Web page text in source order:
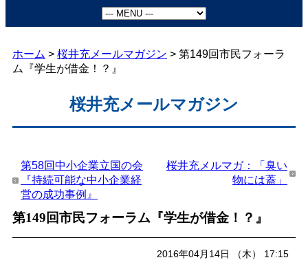
ホーム > 桜井充メールマガジン > 第149回市民フォーラ
ム『学生が借金！？』
桜井充メールマガジン
第58回中小企業立国の会
『持続可能な中小企業経
営の成功事例』
桜井充メルマガ：「臭い
物には蓋」
第149回市民フォーラム『学生が借金！？』
2016年04月14日 （木） 17:15